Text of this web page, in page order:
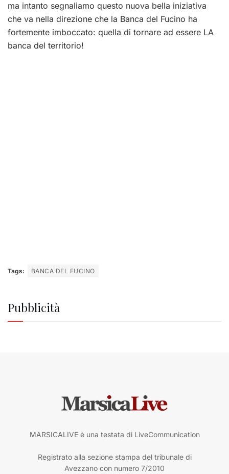
ma intanto segnaliamo questo nuova bella iniziativa
che va nella direzione che la Banca del Fucino ha
fortemente imboccato: quella di tornare ad essere LA
banca del territorio!
Tags: BANCA DEL FUCINO
Pubblicità
MARSICALIVE è una testata di LiveCommunication
Registrato alla sezione stampa del tribunale di
Avezzano con numero 7/2010